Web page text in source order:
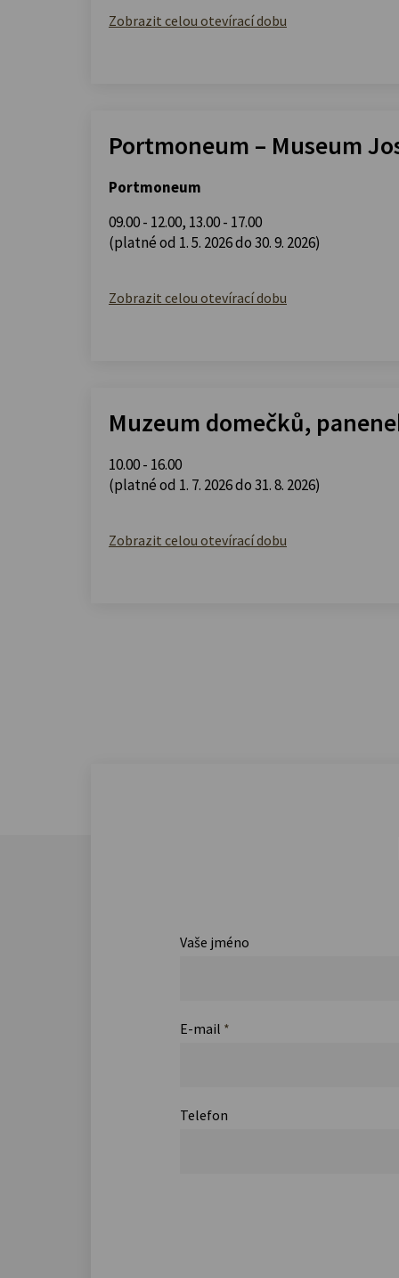
Zobrazit celou otevírací dobu
Portmoneum – Museum
Portmoneum
09.00 - 12.00, 13.00 - 17.00
(platné od 1. 5. 2026 do 30. 9. 2026)
Zobrazit celou otevírací dobu
Muzeum domečků,
10.00 - 16.00
(platné od 1. 7. 2026 do 31. 8. 2026)
Zobrazit celou otevírací dobu
Vaše jméno
E-mail *
Telefon